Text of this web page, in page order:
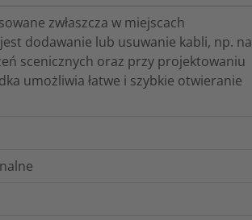
zwłaszcza w miejscach
dodawanie lub usuwanie kabli, np. na
scenicznych oraz przy projektowaniu
umożliwia łatwe i szybkie otwieranie